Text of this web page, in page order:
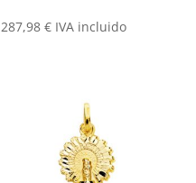
287,98€ IVA incluido